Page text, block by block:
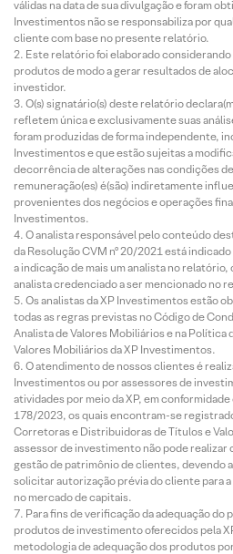
válidas na data de sua divulgação e foram
Investimentos não se responsabiliza por
cliente com base no presente relatório.
Este relatório foi elaborado
produtos de modo a gerar resultados de
investidor.
O(s) signatário(s) deste relatório
refletem única e exclusivamente suas
foram produzidas de forma independente,
Investimentos e que estão sujeitas a
decorrência de alterações nas condições
remuneração(es) é(são) indiretamente
provenientes dos negócios e operações
Investimentos.
O analista responsável pelo conteúdo
da Resolução CVM nº 20/2021 está
a indicação de mais um analista no
analista credenciado a ser mencionado no
Os analistas da XP Investimentos estão
todas as regras previstas no Código de
Analista de Valores Mobiliários e na Política
Valores Mobiliários da XP Investimentos.
O atendimento de nossos clientes é
Investimentos ou por assessores de
atividades por meio da XP, em conformidade
178/2023, os quais encontram-se
Corretoras e Distribuidoras de Títulos e
assessor de investimento não pode
gestão de patrimônio de clientes, devendo
solicitar autorização prévia do cliente para
no mercado de capitais.
Para fins de verificação da adequação
produtos de investimento oferecidos pela
metodologia de adequação dos produtos